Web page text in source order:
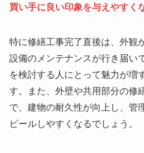
買い手に良い印象を与えやすく
特に修繕工事完了直後は、外観
設備のメンテナンスが行き届い
を検討する人にとって魅力が増
す。また、外壁や共用部分の修
で、建物の耐久性が向上し、管
ピールしやすくなるでしょう。